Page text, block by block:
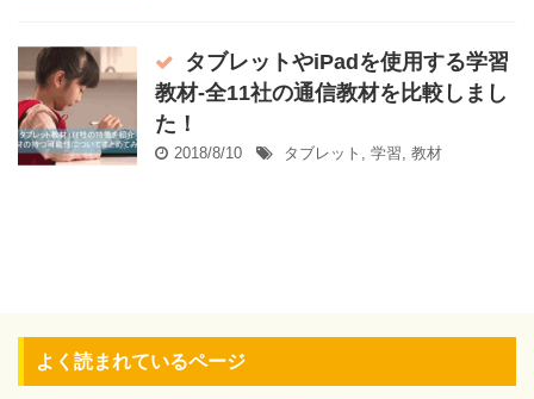
タブレットやiPadを使用する学習
教材-全11社の通信教材を比較しまし
た！
2018/8/10 タブレット , 学習, 教材
よく読まれているページ